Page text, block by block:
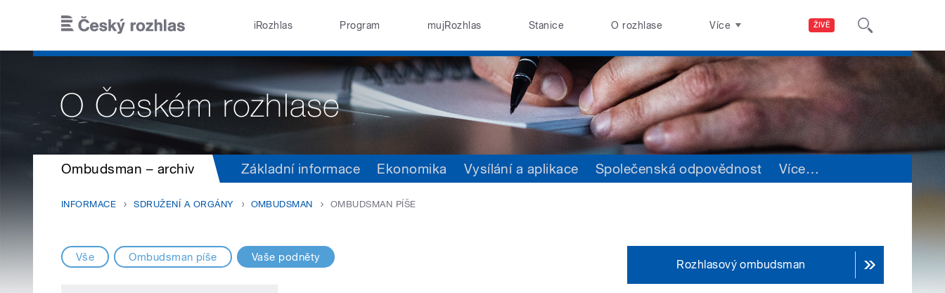
ŽIVĚ
iRozhlas Program mujRozhlas Stanice O rozhlase Více
Ombudsman – archiv Základní informace Ekonomika Vysílání a aplikace Společenská odpovědnost Více…
INFORMACE SDRUŽENÍ A ORGÁNY OMBUDSMAN OMBUDSMAN PÍŠE
Vše Ombudsman píše Vaše podněty
Rozhlasový ombudsman